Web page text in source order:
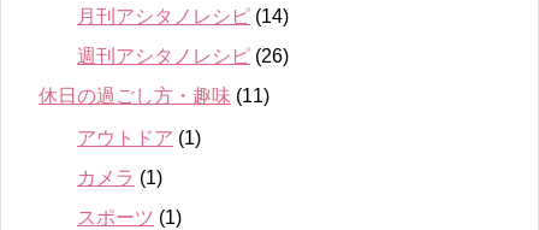
月刊アシタノレシピ (14)
週刊アシタノレシピ (26)
休日の過ごし方・趣味 (11)
アウトドア (1)
カメラ (1)
スポーツ (1)